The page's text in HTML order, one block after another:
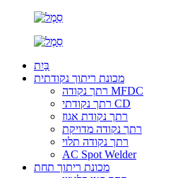
בַּיִת
מכונת ריתוך נקודתית
רתך נקודה MFDC
רתך נקודתי CD
רתך נקודת אגוז
רתך נקודה מדויקת
רתך נקודה תלוי
AC Spot Welder
מכונת ריתוך תחת